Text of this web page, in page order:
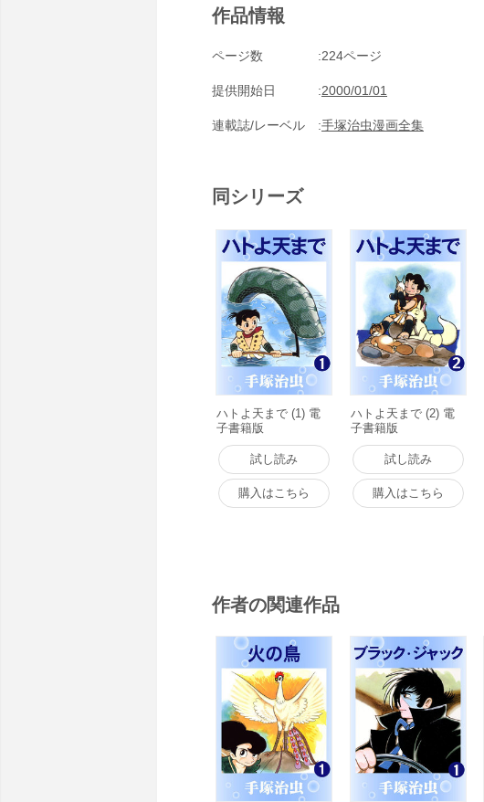
作品情報
ページ数 224ページ
提供開始日 2000/01/01
連載誌/レーベル 手塚治虫漫画全集
同シリーズ
ハトよ天まで (1) 電
子書籍版
試し読み
購入はこちら
ハトよ天まで (2) 電
子書籍版
試し読み
購入はこちら
作者の関連作品